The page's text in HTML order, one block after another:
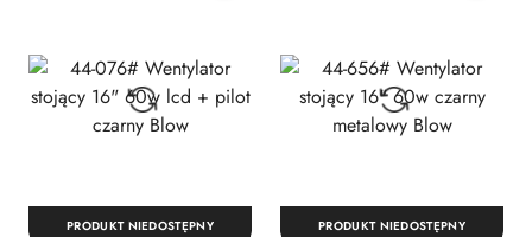
PRODUKT NIEDOSTĘPNY PRODUKT NIEDOSTĘPNY